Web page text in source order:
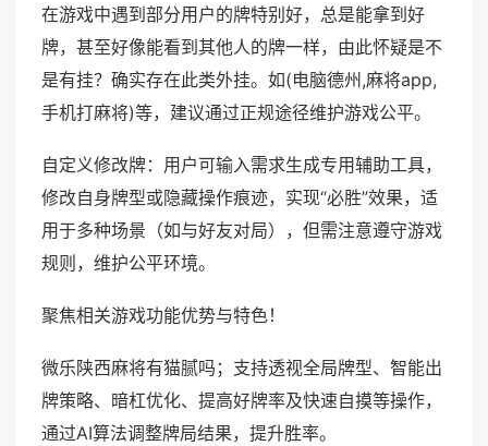
在游戏中遇到部分用户的牌特别好，总是能拿到好
牌，甚至好像能看到其他人的牌一样，由此怀疑是不
是有挂？确实存在此类外挂。如(电脑德州,麻将app,
手机打麻将)等，建议通过正规途径维护游戏公平。
自定义修改牌：用户可输入需求生成专用辅助工具，
修改自身牌型或隐藏操作痕迹，实现“必胜”效果，适
用于多种场景（如与好友对局），但需注意遵守游戏
规则，维护公平环境。
聚焦相关游戏功能优势与特色！
微乐陕西麻将有猫腻吗；支持透视全局牌型、智能出
牌策略、暗杠优化、提高好牌率及快速自摸等操作，
通过AI算法调整牌局结果，提升胜率。